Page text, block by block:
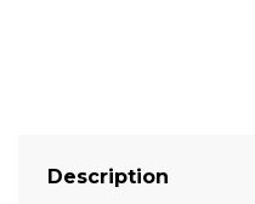
Description